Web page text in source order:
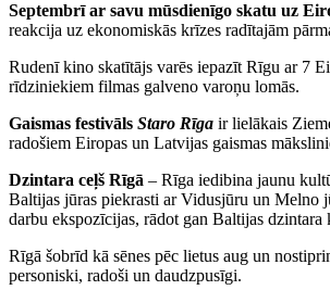
Septembrī ar savu mūsdienīgo skatu uz
reakcija uz ekonomiskās krīzes radītajām
Rudenī kino skatītājs varēs iepazīt Rīgu ar 7
rīdziniekiem filmas galveno varoņu lomās.
Gaismas festivāls Staro Rīga ir lielākais
radošiem Eiropas un Latvijas gaismas
Dzintara ceļš Rīgā – Rīga iedibina jaunu
Baltijas jūras piekrasti ar Vidusjūru un Melno
darbu ekspozīcijas, rādot gan Baltijas
Rīgā šobrīd kā sēnes pēc lietus aug un
personiski, radoši un daudzpusīgi.